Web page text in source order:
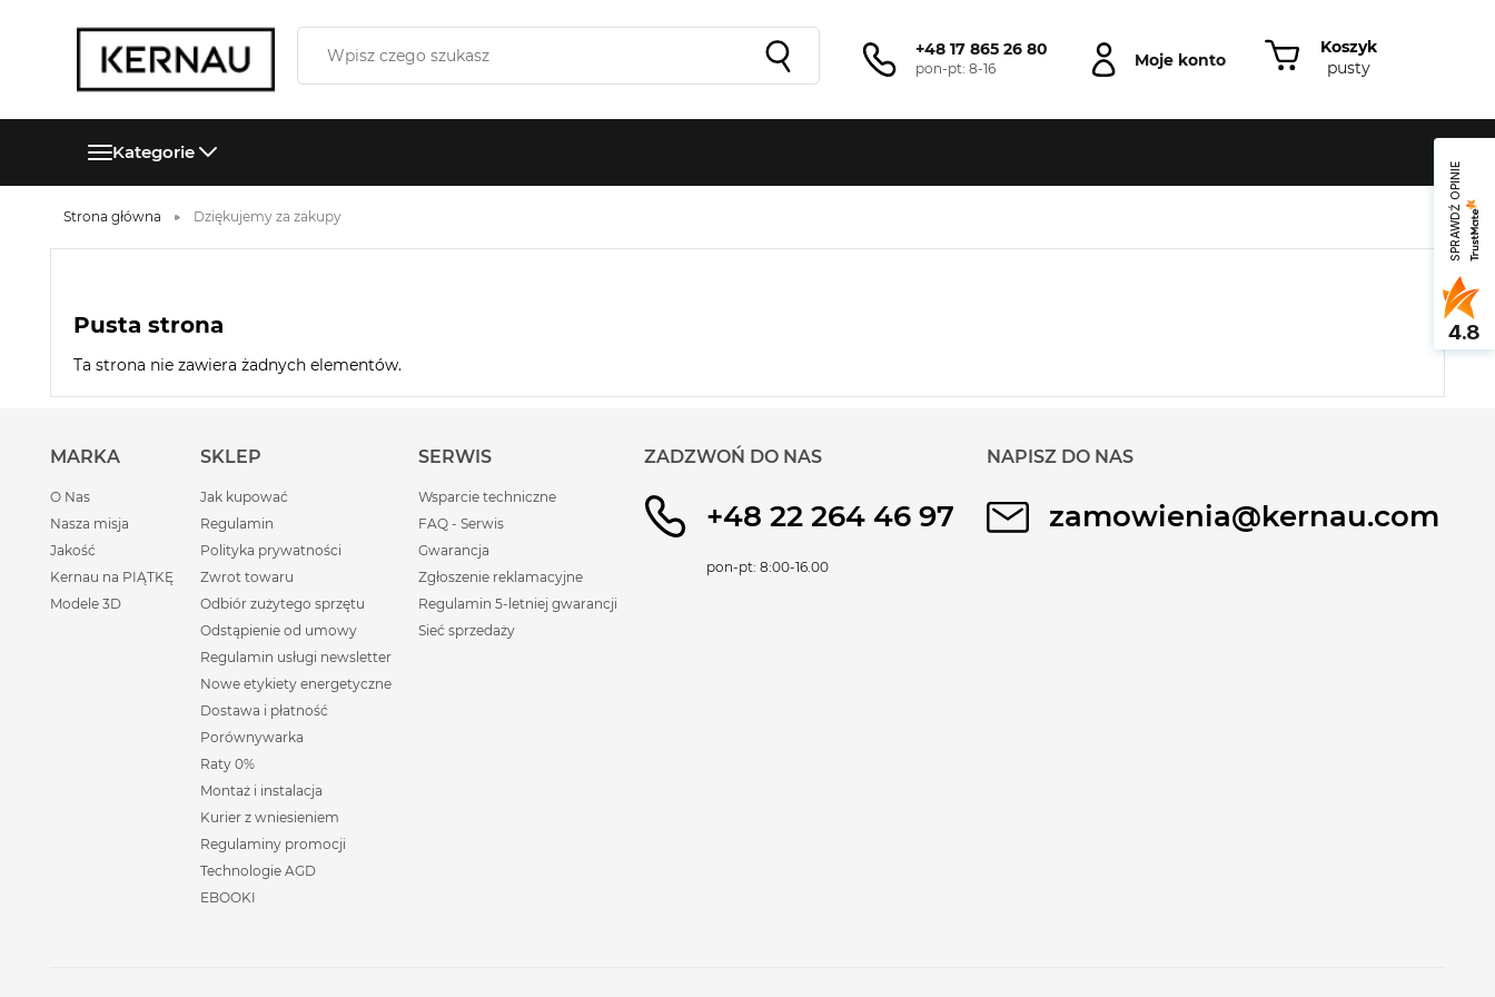
+48 17 865 26 80
pon-pt: 8-16 Moje konto
Koszyk
pusty
Kategorie
Strona główna Dziękujemy za zakupy
Pusta strona
Ta strona nie zawiera żadnych elementów.
MARKA
O Nas
Nasza misja
Jakość
Kernau na PIĄTKĘ
Modele 3D
SKLEP
Jak kupować
Regulamin
Polityka prywatności
Zwrot towaru
Odbiór zużytego sprzętu
Odstąpienie od umowy
Regulamin usługi newsletter
Nowe etykiety energetyczne
Dostawa i płatność
Porównywarka
Raty 0%
Montaż i instalacja
Kurier z wniesieniem
Regulaminy promocji
Technologie AGD
EBOOKI
SERWIS
Wsparcie techniczne
FAQ - Serwis
Gwarancja
Zgłoszenie reklamacyjne
Regulamin 5-letniej gwarancji
Sieć sprzedaży
ZADZWOŃ DO NAS
+48 22 264 46 97
pon-pt: 8:00-16.00
NAPISZ DO NAS
zamowienia@kernau.com
SPRAWDŹ OPINIE
4.8